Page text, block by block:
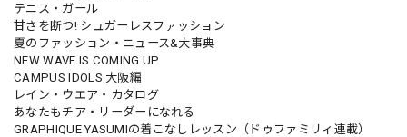
テニス・ガール
甘さを断つ! シュガーレスファッション
夏のファッション・ニュース&大事典
NEW WAVE IS COMING UP
CAMPUS IDOLS 大阪編
レイン・ウエア・カタログ
あなたもチア・リーダーになれる
GRAPHIQUE YASUMIの着こなしレッスン（ドゥファミリィ連載）